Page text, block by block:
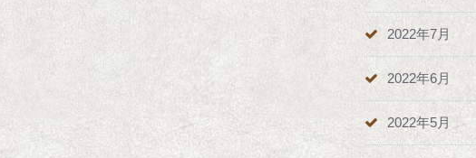
2022年7月
2022年6月
2022年5月